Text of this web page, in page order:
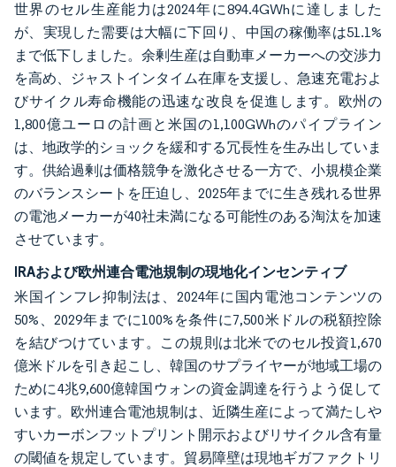
世界のセル生産能力は2024年に894.4GWhに達しました
が、実現した需要は大幅に下回り、中国の稼働率は51.1%
まで低下しました。余剰生産は自動車メーカーへの交渉力
を高め、ジャストインタイム在庫を支援し、急速充電およ
びサイクル寿命機能の迅速な改良を促進します。欧州の
1,800億ユーロの計画と米国の1,100GWhのパイプライン
は、地政学的ショックを緩和する冗長性を生み出していま
す。供給過剰は価格競争を激化させる一方で、小規模企業
のバランスシートを圧迫し、2025年までに生き残れる世界
の電池メーカーが40社未満になる可能性のある淘汰を加速
させています。
IRAおよび欧州連合電池規制の現地化インセンティブ
米国インフレ抑制法は、2024年に国内電池コンテンツの
50%、2029年までに100%を条件に7,500米ドルの税額控除
を結びつけています。この規則は北米でのセル投資1,670
億米ドルを引き起こし、韓国のサプライヤーが地域工場の
ために4兆9,600億韓国ウォンの資金調達を行うよう促して
います。欧州連合電池規制は、近隣生産によって満たしや
すいカーボンフットプリント開示およびリサイクル含有量
の閾値を規定しています。貿易障壁は現地ギガファクトリ